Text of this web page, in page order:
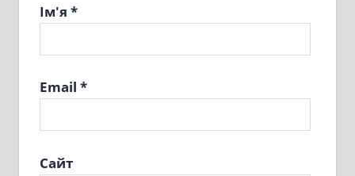
Ім'я *
Email *
Сайт